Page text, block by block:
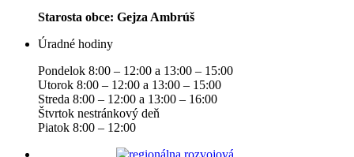
Starosta obce: Gejza Ambrúš
Úradné hodiny
Pondelok 8:00 – 12:00 a 13:00 – 15:00
Utorok 8:00 – 12:00 a 13:00 – 15:00
Streda 8:00 – 12:00 a 13:00 – 16:00
Štvrtok nestránkový deň
Piatok 8:00 – 12:00